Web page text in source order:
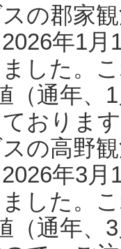
の郡家
年1
した。
（通年、
おりま
の高野
年3
した。
（通年、